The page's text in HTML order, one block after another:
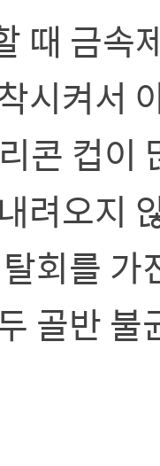
때 금속
시켜서
콘 컵이
려오지
회를
골반